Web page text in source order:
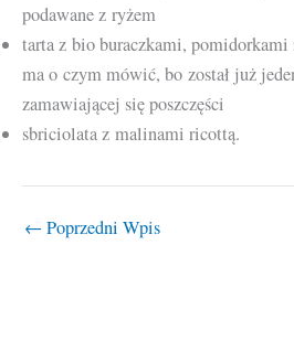
podawane z ryżem
tarta z bio buraczkami,
ma o czym mówić, bo został już
zamawiającej się poszczęści
sbriciolata z malinami ricottą.
← Poprzedni Wpis